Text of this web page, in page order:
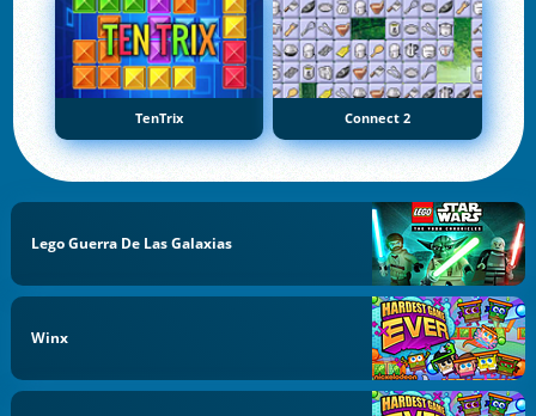
TenTrix Connect 2
Lego Guerra De Las Galaxias
Winx